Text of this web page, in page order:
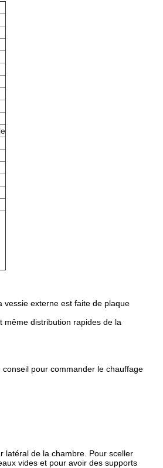
vessie externe est faite de plaque
même distribution rapides de la
pour commander le chauffage
latéral de la chambre. Pour sceller
vides et pour avoir des supports